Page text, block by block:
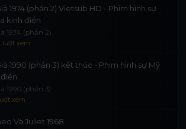
1974 (phần 2) Vietsub HD - Phim hình sự
kinh điển
1974 (phần 2)
lượt xem
1990 (phần 3) kết thúc - Phim hình sự Mỹ
1990 (phần 3)
xem
Và Juliet 1968